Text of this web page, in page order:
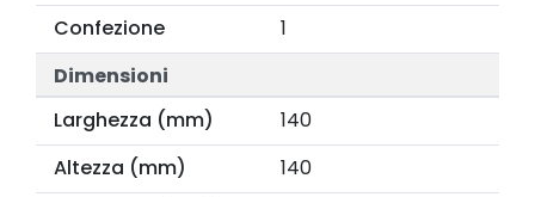
Confezione
1
Dimensioni
Larghezza (mm)
140
Altezza (mm)
140